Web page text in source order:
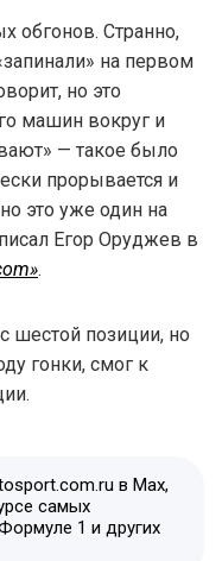
обгонов. Странно,
на первом
но это
машин вокруг и
— такое было
прорывается и
это уже один на
Егор Оруджев в
.
шестой позиции, но
гонки, смог к
в Max,
самых
1 и других